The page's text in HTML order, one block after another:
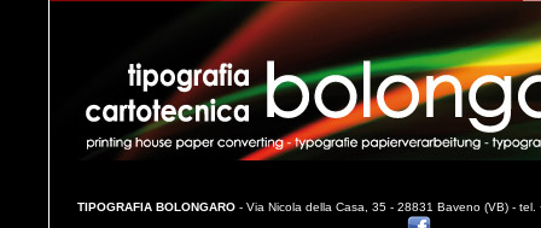
TIPOGRAFIA BOLONGARO - Via Nicola della Casa, 35 - 28831 Baveno (VB) -